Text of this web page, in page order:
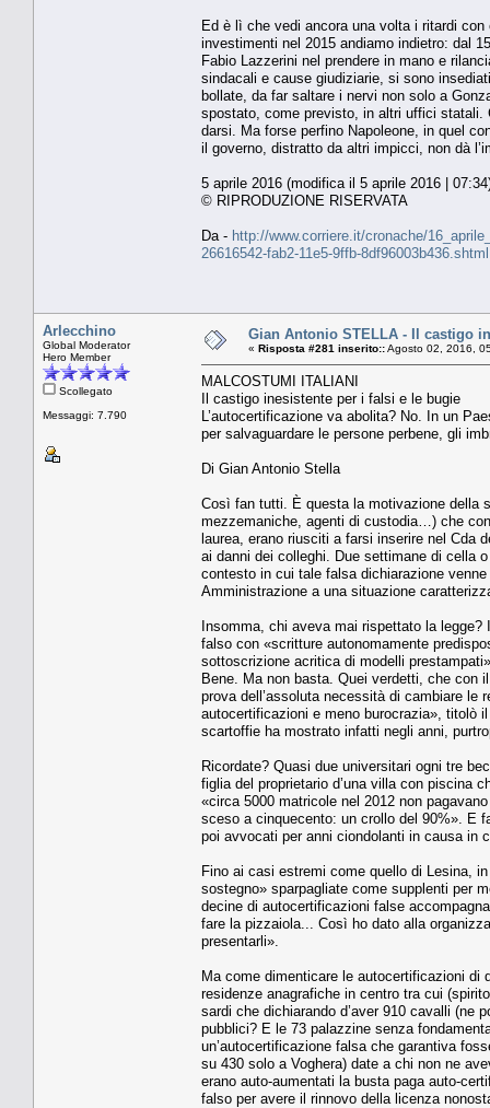
Ed è lì che vedi ancora una volta i ritardi
investimenti nel 2015 andiamo indietro: dal
Fabio Lazzerini nel prendere in mano e
sindacali e cause giudiziarie, si sono
bollate, da far saltare i nervi non solo a
spostato, come previsto, in altri uffici statali.
darsi. Ma forse perfino Napoleone, in quel
il governo, distratto da altri impicci, non dà
5 aprile 2016 (modifica il 5 aprile 2016 |
© RIPRODUZIONE RISERVATA
Da - http://www.corriere.it/cronache/
26616542-fab2-11e5-9ffb-8df96003b436.shtml
Arlecchino
Global Moderator
Hero Member
Scollegato
Messaggi: 7.790
Gian Antonio STELLA - Il castigo
« Risposta #281 inserito::Agosto 02, 2016,
MALCOSTUMI ITALIANI
Il castigo inesistente per i falsi e le bugie
L’autocertificazione va abolita? No. In un
per salvaguardare le persone perbene, gli
Di Gian Antonio Stella
Così fan tutti. È questa la motivazione della
mezzemaniche, agenti di custodia…) che
laurea, erano riusciti a farsi inserire nel Cda
ai danni dei colleghi. Due settimane di cella
contesto in cui tale falsa dichiarazione
Amministrazione a una situazione
Insomma, chi aveva mai rispettato la
falso con «scritture autonomamente
sottoscrizione acritica di modelli
Bene. Ma non basta. Quei verdetti, che con
prova dell’assoluta necessità di cambiare le
autocertificazioni e meno burocrazia», titolò
scartoffie ha mostrato infatti negli anni,
Ricordate? Quasi due universitari ogni tre
figlia del proprietario d’una villa con piscina
«circa 5000 matricole nel 2012 non
sceso a cinquecento: un crollo del 90%». E
poi avvocati per anni ciondolanti in causa in
Fino ai casi estremi come quello di Lesina,
sostegno» sparpagliate come supplenti per
decine di autocertificazioni false
fare la pizzaiola... Così ho dato alla
presentarli».
Ma come dimenticare le autocertificazioni di
residenze anagrafiche in centro tra cui
sardi che dichiarando d’aver 910 cavalli (ne
pubblici? E le 73 palazzine senza
un’autocertificazione falsa che garantiva
su 430 solo a Voghera) date a chi non ne
erano auto-aumentati la busta paga auto-
falso per avere il rinnovo della licenza